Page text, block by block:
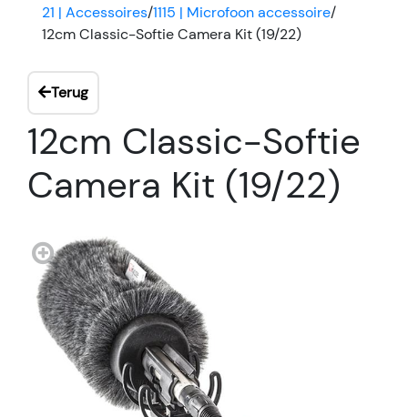
21 | Accessoires/1115 | Microfoon accessoire/
12cm Classic-Softie Camera Kit (19/22)
Terug
12cm Classic-Softie
Camera Kit (19/22)